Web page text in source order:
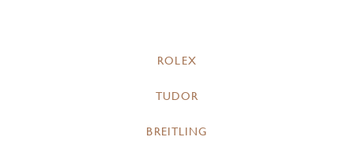
ROLEX
TUDOR
BREITLING